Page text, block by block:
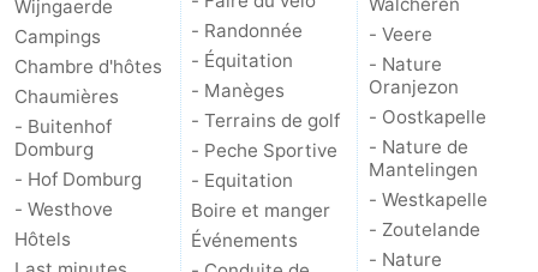
Wijngaerde
Campings
Chambre d'hôtes
Chaumières
- Buitenhof
Domburg
- Hof Domburg
- Westhove
Hôtels
- Randonnée
- Équitation
- Manèges
- Terrains de golf
- Peche Sportive
- Equitation
Boire et manger
Événements
- Veere
- Nature
Oranjezon
- Oostkapelle
- Nature de
Mantelingen
- Westkapelle
- Zoutelande
- Nature